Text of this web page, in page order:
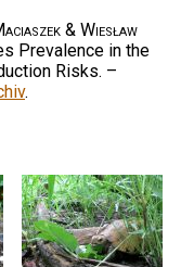
& Wiesław
Prevalence in the
Risks. –
.